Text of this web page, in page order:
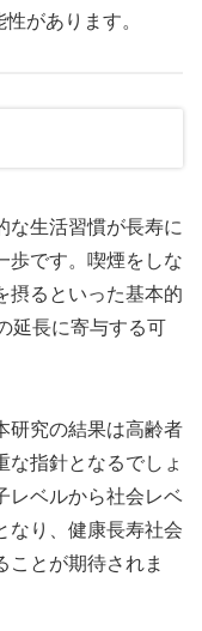
があります。
な生活習慣が長寿に
歩です。喫煙をしな
摂るといった基本的
延長に寄与する可
研究の結果は高齢者
な指針となるでしょ
レベルから社会レベ
なり、健康長寿社会
ことが期待されま